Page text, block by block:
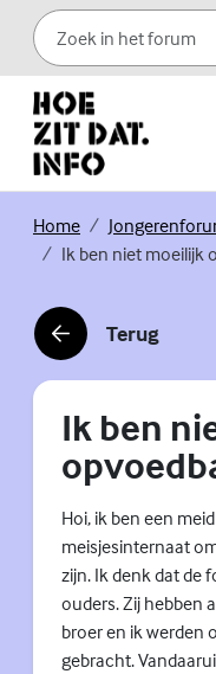
Skip to content
Home(Externe link)
Ik ben niet moeilijk
Terug
(Externe link)
Ik ben
Hoi, ik ben een
meisjesinternaat
zijn. Ik denk dat de
ouders. Zij hebben
broer en ik werden
gebracht.